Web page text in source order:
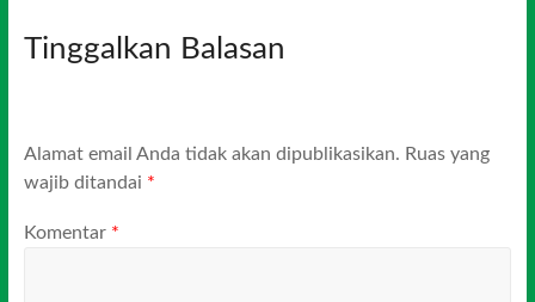
Tinggalkan Balasan
Alamat email Anda tidak akan dipublikasikan. Ruas yang
wajib ditandai *
Komentar *